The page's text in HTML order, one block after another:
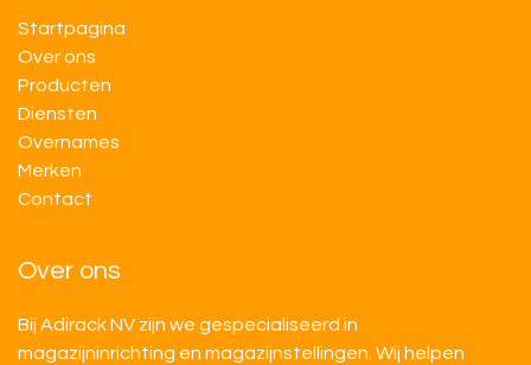
Startpagina
Over ons
Producten
Diensten
Overnames
M​​erken
Contact
Over ons
Bij Adirack NV zijn we gespecialiseerd in
magazijninrichting en magazijnstellingen. Wij helpen